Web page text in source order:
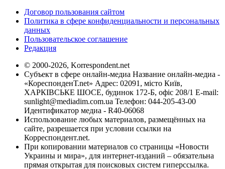
Договор пользования сайтом
Политика в сфере конфиденциальности и персональных
данных
Пользовательское соглашение
Редакция
© 2000-2026, Korrespondent.net
Субъект в сфере онлайн-медиа Название онлайн-медиа -
«КореспонденТ.net» Адрес: 02091, місто Київ,
ХАРКІВСЬКЕ ШОСЕ, будинок 172-Б, офіс 208/1 E-mail:
sunlight@mediadim.com.ua Телефон: 044-205-43-00
Идентификатор медиа - R40-06068
Использование любых материалов, размещённых на
сайте, разрешается при условии ссылки на
Корреспондент.net.
При копировании материалов со страницы «Новости
Украины и мира», для интернет-изданий – обязательна
прямая открытая для поисковых систем гиперссылка.